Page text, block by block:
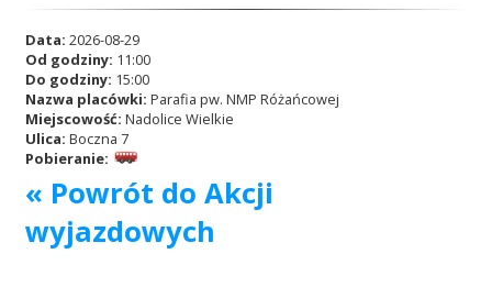
RCKiK
Akcje wyjazdowe
Data: 2026-08-29
Od godziny: 11:00
Do godziny: 15:00
Nazwa placówki: Parafia pw. NMP Różańcowej
Miejscowość: Nadolice Wielkie
Ulica: Boczna 7
Pobieranie:
« Powrót do Akcji
wyjazdowych